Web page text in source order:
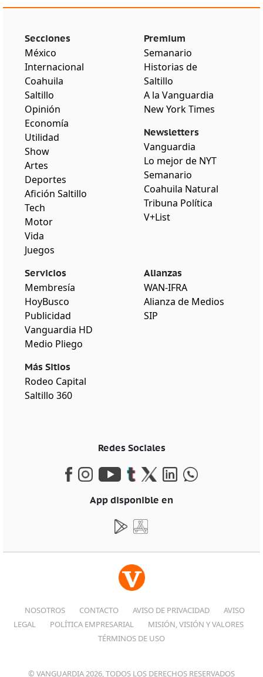
Secciones
México
Internacional
Coahuila
Saltillo
Opinión
Economía
Utilidad
Show
Artes
Deportes
Afición Saltillo
Tech
Motor
Vida
Juegos
Premium
Semanario
Historias de
Saltillo
A la Vanguardia
New York Times
Newsletters
Vanguardia
Lo mejor de NYT
Semanario
Coahuila Natural
Tribuna Política
V+List
Servicios
Membresía
HoyBusco
Publicidad
Vanguardia HD
Medio Pliego
Más Sitios
Rodeo Capital
Saltillo 360
Alianzas
WAN-IFRA
Alianza de Medios
SIP
Redes Sociales
App disponible en
NOSOTROS CONTACTO AVISO DE PRIVACIDAD
AVISO
LEGAL
POLÍTICA EMPRESARIAL
MISIÓN, VISIÓN Y VALORES
TÉRMINOS DE USO
© VANGUARDIA 2026, TODOS LOS DERECHOS RESERVADOS